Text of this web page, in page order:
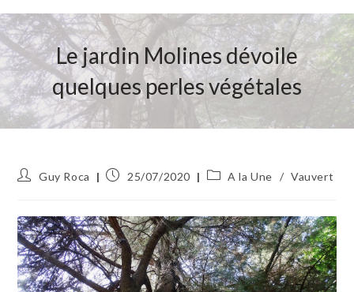
Le jardin Molines dévoile
quelques perles végétales
Auteur/autrice
publication :
Guy Roca
Publication
25/07/2020
PostA la Une / Vauvert